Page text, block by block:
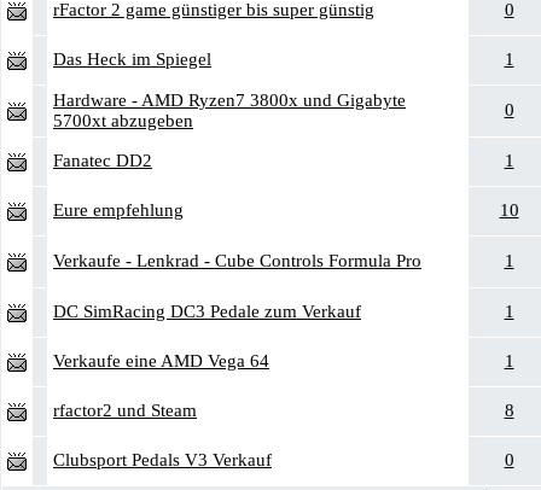
rFactor 2 game günstiger bis super günstig 0
Das Heck im Spiegel 1
Hardware - AMD Ryzen7 3800x und Gigabyte
5700xt abzugeben
0
Fanatec DD2 1
Eure empfehlung 10
Verkaufe - Lenkrad - Cube Controls Formula Pro 1
DC SimRacing DC3 Pedale zum Verkauf 1
Verkaufe eine AMD Vega 64 1
rfactor2 und Steam 8
Clubsport Pedals V3 Verkauf 0